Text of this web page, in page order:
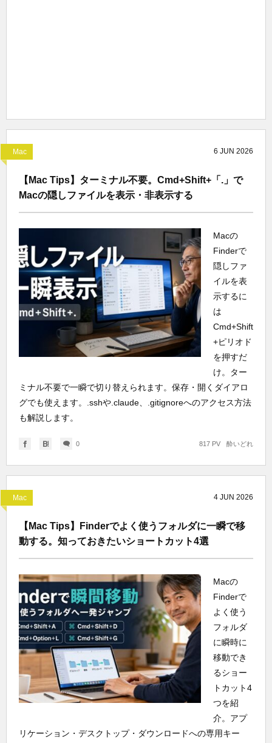
Mac 6 JUN 2026
【Mac Tips】ターミナル不要。Cmd+Shift+「.」で
Macの隠しファイルを表示・非表示する
Macの
Finderで
隠しファ
イルを表
示するに
は
Cmd+Shift
+ピリオド
を押すだ
け。ター
ミナル不要で一瞬で切り替えられます。保存・開くダイアロ
グでも使えます。.sshや.claude、.gitignoreへのアクセス方法
も解説します。
0 酔いどれ
817 PV
Mac 4 JUN 2026
【Mac Tips】Finderでよく使うフォルダに一瞬で移
動する。知っておきたいショートカット4選
Macの
Finderで
よく使う
フォルダ
に瞬時に
移動でき
るショー
トカット4
つを紹
介。アプ
リケーション・デスクトップ・ダウンロードへの専用キー